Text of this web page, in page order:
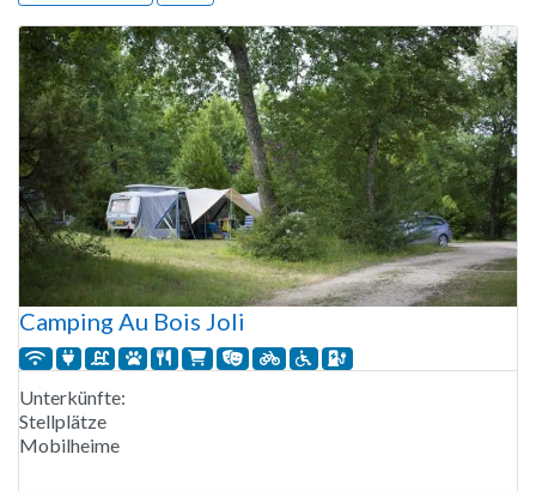
Camping Au Bois Joli
Unterkünfte:
Stellplätze
Mobilheime